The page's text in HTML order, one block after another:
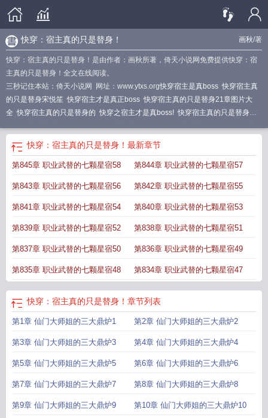
画秋/著
快穿：宿主真的只是替身！
快穿：宿主真的只是替身！是由作者：画秋所著，倚天小说网免费提供快穿：宿
主真的只是替身！全文在线阅读。
三秒记住本站：倚天小说网 网址：www.ytxs.org快穿宿主是真boss 快穿宿主真
的只是替身宋悦笙 快穿宿主才是真正boss 快穿宿主真的只是替身21章图片大
全 快穿宿主真的只是替身的 快穿之宿主才是真boss! 快穿宿主真的只是替身
宿主真的只是替身! 画秋
快穿宿主才是真Boss墨婳成鲤
主才是真大佬
甜快穿宿主真的只是替身类似快穿宿主真的飘快穿宿主才是真大佬婳无忧
穿宿主真的只是替身百度快穿宿主是真boos 快穿宿主才是真boss墨婳成鲤
穿宿主才是真boss免费阅读快穿宿主真的只是替身免费阅读宿主真的很飘
读快穿宿主真的只是替身快穿宿主才是真大佬作者婳无忧快穿宿主真的是大
佬快穿宿主真的不甜 快穿之宿主真的不甜快穿宿主真的很飘快穿宿主她是真
快穿：宿主真的只是替身！ 最新章节
第845章 职业武替的七颗星宿58 第844章 职业武替的七颗星宿57
第843章 职业武替的七颗星宿56 第842章 职业武替的七颗星宿55
第841章 职业武替的七颗星宿54 第840章 职业武替的七颗星宿53
第839章 职业武替的七颗星宿52 第838章 职业武替的七颗星宿51
第837章 职业武替的七颗星宿50 第836章 职业武替的七颗星宿49
第835章 职业武替的七颗星宿48 第834章 职业武替的七颗星宿47
快穿：宿主真的只是替身！ 章节列表
第1章 仙门大师姐的三大鼎炉1 第2章 仙门大师姐的三大鼎炉2
第3章 仙门大师姐的三大鼎炉3 第4章 仙门大师姐的三大鼎炉4
第5章 仙门大师姐的三大鼎炉5 第6章 仙门大师姐的三大鼎炉6
第7章 仙门大师姐的三大鼎炉7 第8章 仙门大师姐的三大鼎炉8
第9章 仙门大师姐的三大鼎炉9 第10章 仙门大师姐的三大鼎炉10